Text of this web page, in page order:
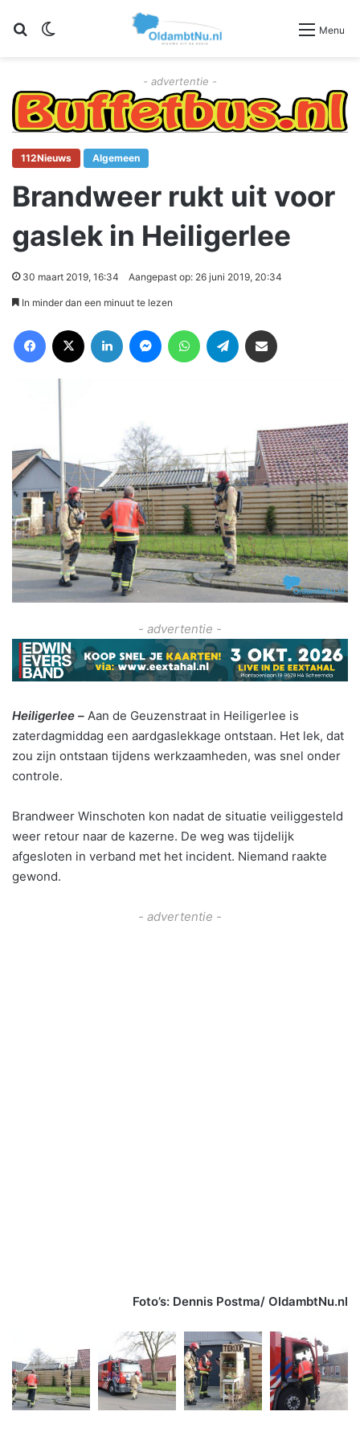
Zoeken Menu
- advertentie -
112Nieuws Algemeen
Brandweer rukt uit voor
gaslek in Heiligerlee
30 maart 2019, 16:34 Aangepast op: 26 juni 2019, 20:34
In minder dan een minuut te lezen
- advertentie -
Heiligerlee – Aan de Geuzenstraat in Heiligerlee is
zaterdagmiddag een aardgaslekkage ontstaan. Het lek, dat
zou zijn ontstaan tijdens werkzaamheden, was snel onder
controle.
Brandweer Winschoten kon nadat de situatie veiliggesteld
weer retour naar de kazerne. De weg was tijdelijk
afgesloten in verband met het incident. Niemand raakte
gewond.
- advertentie -
Foto’s: Dennis Postma/ OldambtNu.nl